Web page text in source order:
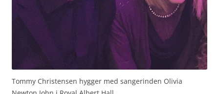
Tommy Christensen hygger med sangerinden Olivia